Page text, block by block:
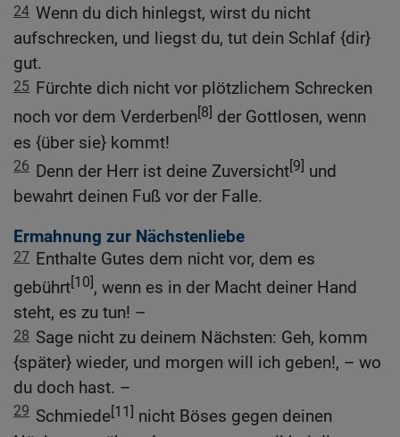
24 Wenn du dich hinlegst, wirst du nicht
aufschrecken, und liegst du, tut dein Schlaf {dir}
gut.
25 Fürchte dich nicht vor plötzlichem Schrecken
noch vor dem Verderben[8] der Gottlosen, wenn
es {über sie} kommt!
26 Denn der Herr ist deine Zuversicht[9] und
bewahrt deinen Fuß vor der Falle.
Ermahnung zur Nächstenliebe
27 Enthalte Gutes dem nicht vor, dem es
gebührt[10], wenn es in der Macht deiner Hand
steht, es zu tun! –
28 Sage nicht zu deinem Nächsten: Geh, komm
{später} wieder, und morgen will ich geben!, – wo
du doch hast. –
29 Schmiede[11] nicht Böses gegen deinen